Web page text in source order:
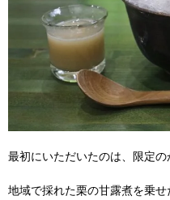
最初にいただいたのは、限定の
地域で採れた栗の甘露煮を乗せ